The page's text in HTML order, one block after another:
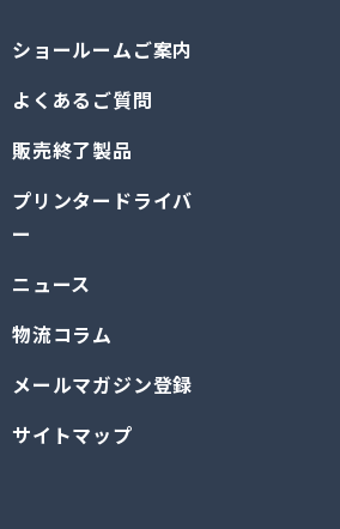
ショールームご案内
よくあるご質問
販売終了製品
プリンタードライバ
ー
ニュース
物流コラム
メールマガジン登録
サイトマップ